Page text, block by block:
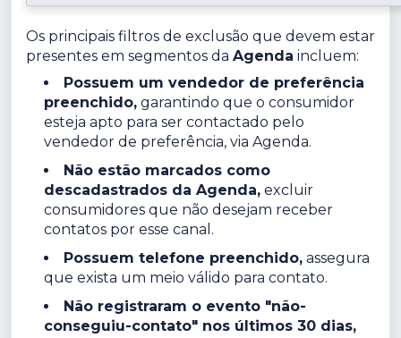
Os principais filtros de exclusão que devem estar
presentes em segmentos da Agenda incluem:
Possuem um vendedor de preferência
preenchido, garantindo que o consumidor
esteja apto para ser contactado pelo
vendedor de preferência, via Agenda.
Não estão marcados como
descadastrados da Agenda, excluir
consumidores que não desejam receber
contatos por esse canal.
Possuem telefone preenchido, assegura
que exista um meio válido para contato.
Não registraram o evento "não-
conseguiu-contato" nos últimos 30 dias,